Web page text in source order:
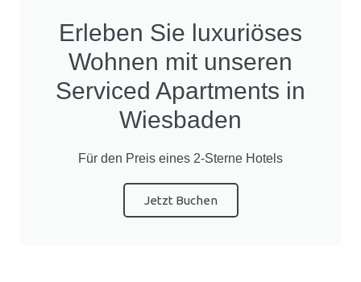
Erleben Sie luxuriöses
Wohnen mit unseren
Serviced Apartments in
Wiesbaden
Für den Preis eines 2-Sterne Hotels
Jetzt Buchen